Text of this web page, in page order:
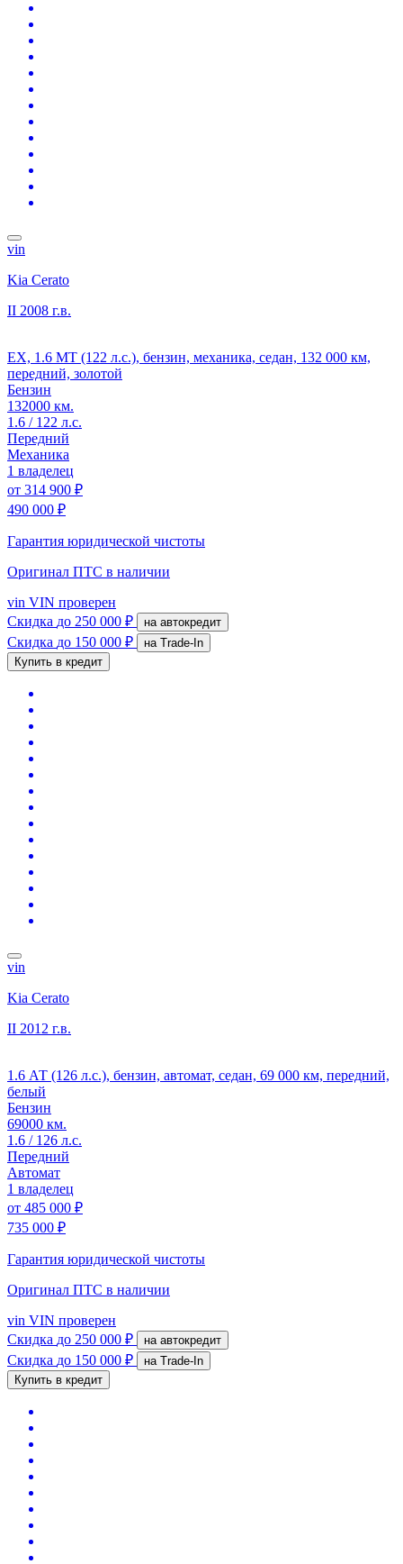
vin
Kia Cerato
II 2008 г.в.
EX, 1.6 MT (122 л.с.), бензин, механика, седан, 132 000 км,
передний, золотой
Бензин
132000 км.
1.6 / 122 л.с.
Передний
Механика
1 владелец
от 314 900 ₽
490 000 ₽
Гарантия юридической чистоты
Оригинал ПТС в наличии
vin VIN проверен
Скидка до 250 000 ₽ на автокредит
Скидка до 150 000 ₽
на Trade-In
Купить в кредит
vin
Kia Cerato
II 2012 г.в.
1.6 АТ (126 л.с.), бензин, автомат, седан, 69 000 км, передний,
белый
Бензин
69000 км.
1.6 / 126 л.с.
Передний
Автомат
1 владелец
от 485 000 ₽
735 000 ₽
Гарантия юридической чистоты
Оригинал ПТС в наличии
vin VIN проверен
Скидка до 250 000 ₽ на автокредит
Скидка до 150 000 ₽
на Trade-In
Купить в кредит